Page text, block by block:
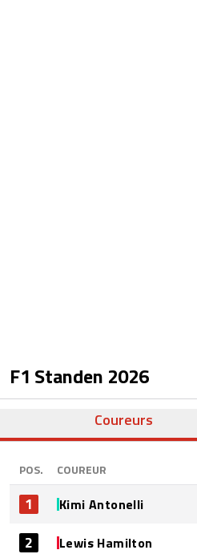
F1 Standen 2026
Coureurs
POS. COUREUR
1 Kimi Antonelli
2 Lewis Hamilton